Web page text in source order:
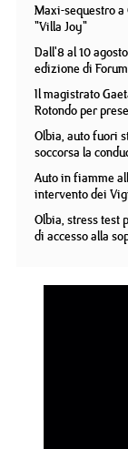
Maxi-sequestro
"Villa Joy"
Dall'8 al 10
edizione di
Il magistrato
Rotondo per
Olbia, auto fuori
soccorsa la
Auto in fiamme
intervento dei
Olbia, stress test
di accesso alla